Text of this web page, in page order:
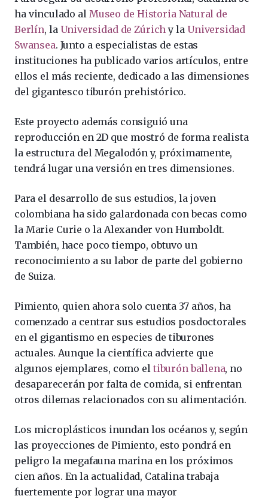
ha vinculado alMuseo de Historia Natural de
Berlín, la Universidad de Zúrichy la Universidad
Swansea. Junto a especialistas de estas
instituciones ha publicado varios artículos, entre
ellos el más reciente, dedicado a las dimensiones
del gigantesco tiburón prehistórico.
Este proyecto además consiguió una
reproducción en 2D que mostró de forma realista
la estructura del Megalodón y, próximamente,
tendrá lugar una versión en tres dimensiones.
Para el desarrollo de sus estudios, la joven
colombiana ha sido galardonada con becas como
la Marie Curie o la Alexander von Humboldt.
También, hace poco tiempo, obtuvo un
reconocimiento a su labor de parte del gobierno
de Suiza.
Pimiento, quien ahora solo cuenta 37 años, ha
comenzado a centrar sus estudios posdoctorales
en el gigantismo en especies de tiburones
actuales. Aunque la científica advierte que
algunos ejemplares, como eltiburón ballena, no
desaparecerán por falta de comida, si enfrentan
otros dilemas relacionados con su alimentación.
Los microplásticos inundan los océanos y, según
las proyecciones de Pimiento, esto pondrá en
peligro la megafauna marina en los próximos
cien años. En la actualidad, Catalina trabaja
fuertemente por lograr una mayor